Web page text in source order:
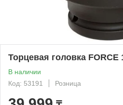
Торцевая головка
В наличии
Код: 53191
Розница